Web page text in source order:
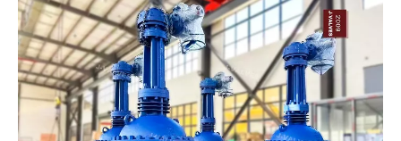
трубопроводов. Это достижение не только